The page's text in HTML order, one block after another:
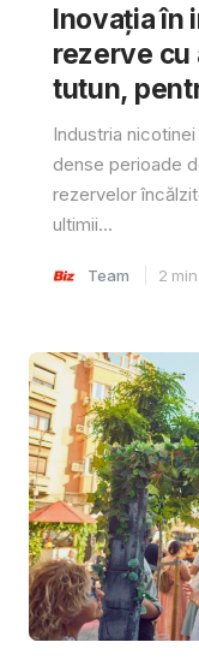
Inovația în
rezerve cu
tutun,
Industria
dense perioade
rezervelor
ultimii...
Team 2 min